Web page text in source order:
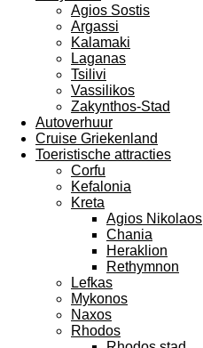
Agios Sostis
Argassi
Kalamaki
Laganas
Tsilivi
Vassilikos
Zakynthos-Stad
Autoverhuur
Cruise Griekenland
Toeristische attracties
Corfu
Kefalonia
Kreta
Agios Nikolaos
Chania
Heraklion
Rethymnon
Lefkas
Mykonos
Naxos
Rhodos